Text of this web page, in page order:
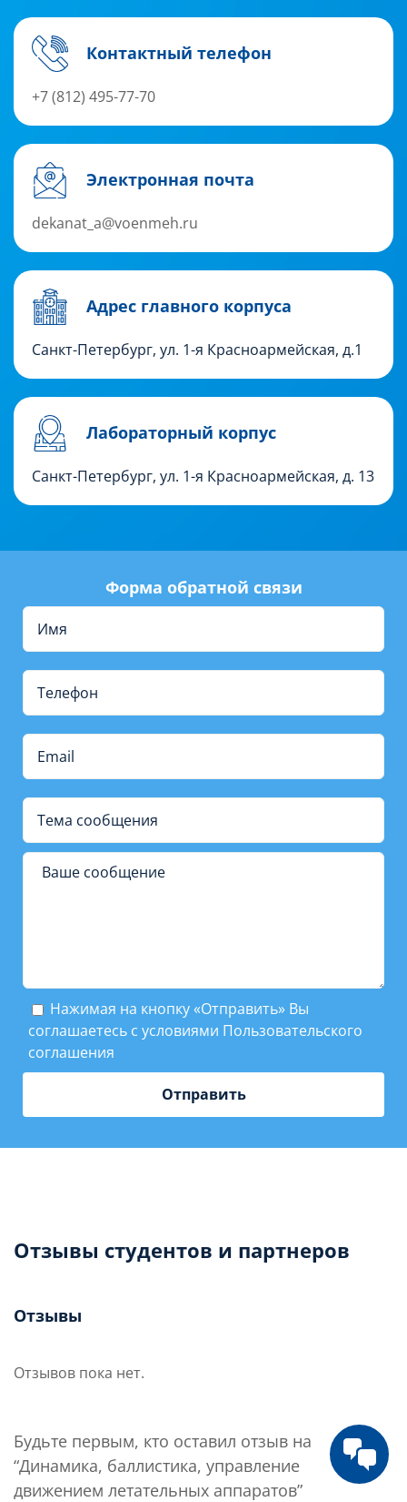
Контактный телефон
+7 (812) 495-77-70
Электронная почта
dekanat_a@voenmeh.ru
Адрес главного корпуса
Санкт-Петербург, ул. 1-я Красноармейская, д.1
Лабораторный корпус
Санкт-Петербург, ул. 1-я Красноармейская, д. 13
Форма обратной связи
Нажимая на кнопку «Отправить» Вы
соглашаетесь с условиями Пользовательского
соглашения
Отзывы студентов и партнеров
Отзывы
Отзывов пока нет.
Будьте первым, кто оставил отзыв на
“Динамика, баллистика, управление
движением летательных аппаратов”